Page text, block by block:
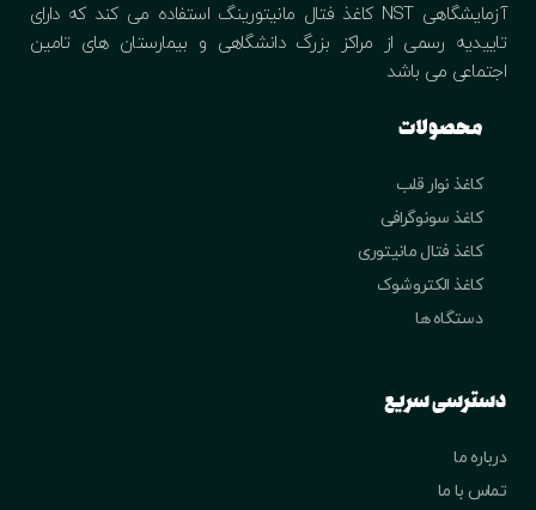
آزمایشگاهی NST کاغذ فتال مانیتورینگ استفاده می کند که دارای
تاییدیه رسمی از مراکز بزرگ دانشگاهی و بیمارستان های تامین
اجتماعی می باشد
محصولات
کاغذ نوار قلب
کاغذ سونوگرافی
کاغذ فتال مانیتوری
کاغذ الکتروشوک
دستگاه ها
دسترسی سریع
درباره ما
تماس با ما